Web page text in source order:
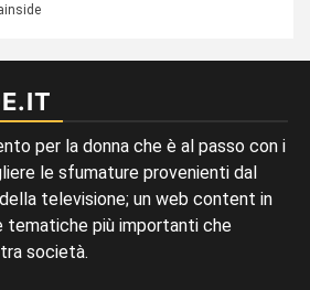
per la donna che è al passo con i
le sfumature provenienti dal
televisione; un web content in
tematiche più importanti che
società.